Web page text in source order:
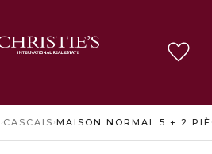
›CASCAIS ›